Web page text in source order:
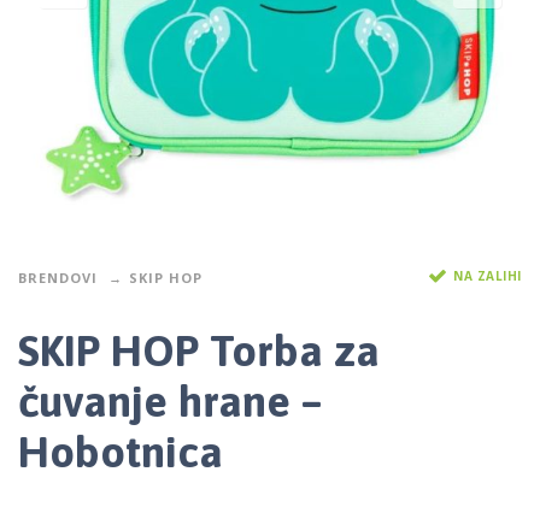
BRENDOVI SKIP HOP NA ZALIHI
SKIP HOP Torba za
čuvanje hrane –
Hobotnica